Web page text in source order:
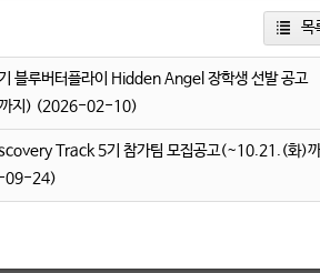
목
블루버터플라이 Hidden Angel 장학생 선발 공고
지) (2026-02-10)
Track 5기 참가팀 모집공고(~10.21.(화)까
09-24)